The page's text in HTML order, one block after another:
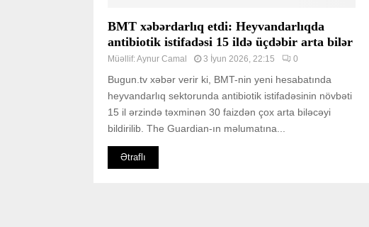
BMT xəbərdarlıq etdi: Heyvandarlıqda
antibiotik istifadəsi 15 ildə üçdəbir arta bilər
Müəllif:Aynur Camal 3 İyun 2026, 22:15 0
Bugun.tv xəbər verir ki, BMT-nin yeni hesabatında
heyvandarlıq sektorunda antibiotik istifadəsinin növbəti
15 il ərzində təxminən 30 faizdən çox arta biləcəyi
bildirilib. The Guardian-ın məlumatına...
Ətraflı